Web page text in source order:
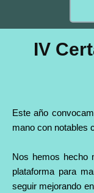
IV
Este año
mano con notables
Nos hemos hecho
plataforma para
seguir mejorando